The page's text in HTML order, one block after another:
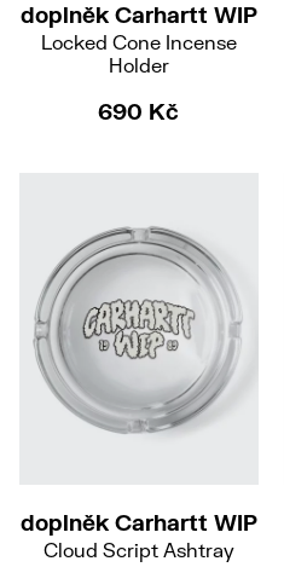
doplněk Carhartt WIP
Locked Cone Incense
Holder
690 Kč
doplněk Carhartt WIP
Cloud Script Ashtray